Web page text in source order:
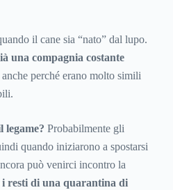
il cane sia “nato” dal lupo.
una compagnia costante
perché erano molto simili
legame? Probabilmente gli
quando iniziarono a spostarsi
può venirci incontro la
resti di una quarantina di